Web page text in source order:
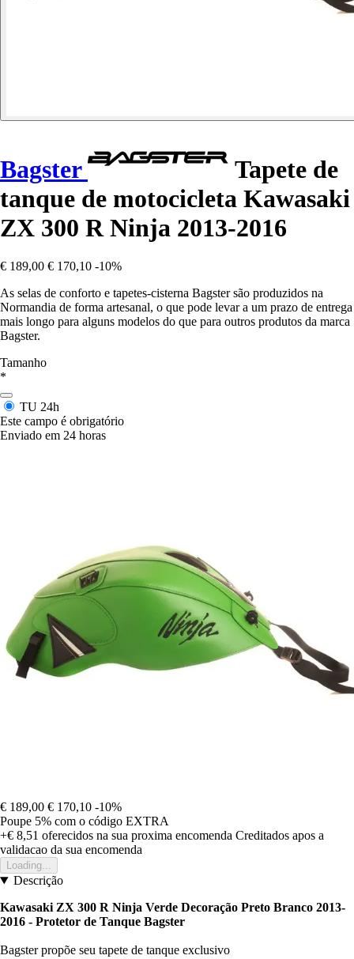
Bagster
Tapete de
tanque de motocicleta Kawasaki
ZX 300 R Ninja 2013-2016
€ 189,00 € 170,10 -10%
As selas de conforto e tapetes-cisterna Bagster são produzidos na
Normandia de forma artesanal, o que pode levar a um prazo de entrega
mais longo para alguns modelos do que para outros produtos da marca
Bagster.
Tamanho
*
TU 24h
Este campo é obrigatório
Enviado em 24 horas
€ 189,00 € 170,10 -10%
Poupe 5% com o código EXTRA
+€ 8,51 oferecidos na sua proxima encomenda Creditados apos a
validacao da sua encomenda
Loading...
Descrição
Kawasaki ZX 300 R Ninja Verde Decoração Preto Branco 2013-
2016 - Protetor de Tanque Bagster
Bagster propõe seu tapete de tanque exclusivo